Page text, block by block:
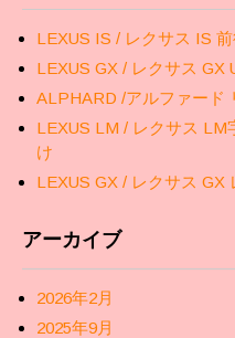
LEXUS IS / レクサス IS
LEXUS GX / レクサス GX
ALPHARD /アルファード
LEXUS LM / レクサス LM
け
LEXUS GX / レクサス GX
アーカイブ
2026年2月
2025年9月